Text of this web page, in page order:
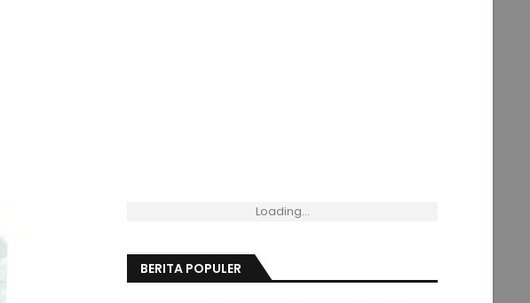
Loading...
BERITA POPULER